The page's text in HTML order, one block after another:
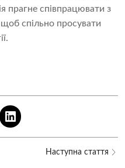
прагне співпрацювати з
спільно просувати
Наступна стаття